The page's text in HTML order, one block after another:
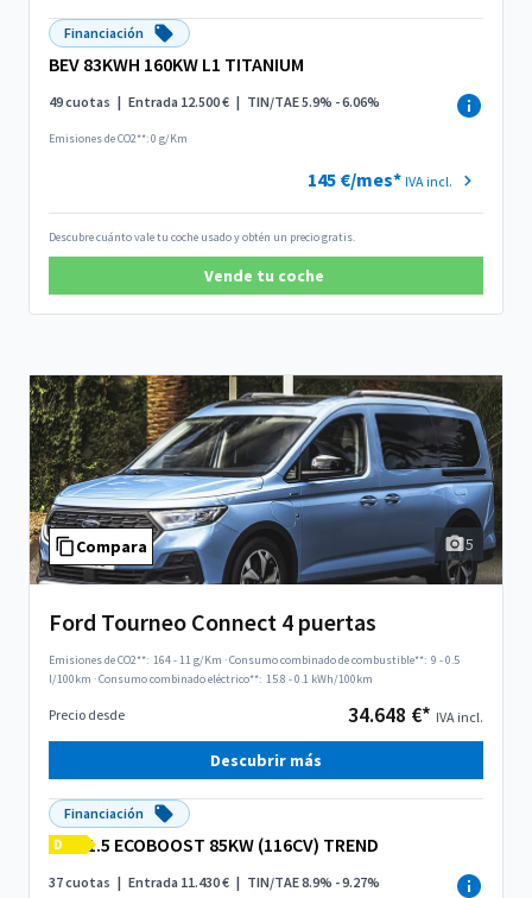
Financiación
BEV 83KWH 160KW L1 TITANIUM
49 cuotas | Entrada 12.500 € | TIN/TAE 5.9% - 6.06%
Emisiones de CO2**: 0 g/Km
145 €/mes* IVA incl.
Descubre cuánto vale tu coche usado y obtén un precio gratis.
Vende tu coche
Compara 5
Ford Tourneo Connect 4 puertas
Emisiones de CO2**: 164 - 11 g/Km ·Consumo combinado de combustible**: 9 - 0.5
l/100km ·Consumo combinado eléctrico**: 15.8 - 0.1 kWh/100km
Precio desde 34.648 €* IVA incl.
Descubrir más
Financiación
D
1.5 ECOBOOST 85KW (116CV) TREND
37 cuotas | Entrada 11.430 € | TIN/TAE 8.9% - 9.27%